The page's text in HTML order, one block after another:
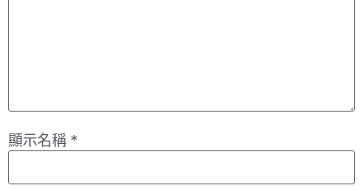
顯示名稱 *